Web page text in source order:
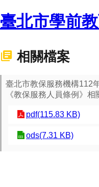
臺北市學前
相關檔案
臺北市教保服務機構112
《教保服務人員條例》
pdf(115.83 KB)
ods(7.31 KB)